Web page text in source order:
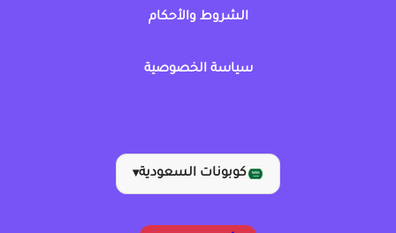
الشروط والأحكام
سياسة الخصوصية
كوبونات السعودية▾